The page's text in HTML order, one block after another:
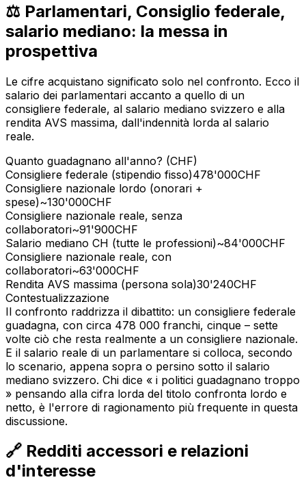
⚖️ Parlamentari, Consiglio federale,
salario mediano: la messa in
prospettiva
Le cifre acquistano significato solo nel confronto. Ecco il
salario dei parlamentari accanto a quello di un
consigliere federale, al salario mediano svizzero e alla
rendita AVS massima, dall'indennità lorda al salario
reale.
Quanto guadagnano all'anno? (CHF)
Consigliere federale (stipendio fisso)478'000CHF
Consigliere nazionale lordo (onorari +
spese)~130'000CHF
Consigliere nazionale reale, senza
collaboratori~91'900CHF
Salario mediano CH (tutte le professioni)~84'000CHF
Consigliere nazionale reale, con
collaboratori~63'000CHF
Rendita AVS massima (persona sola)30'240CHF
Contestualizzazione
Il confronto raddrizza il dibattito: un consigliere federale
guadagna, con circa 478 000 franchi, cinque – sette
volte ciò che resta realmente a un consigliere nazionale.
E il salario reale di un parlamentare si colloca, secondo
lo scenario, appena sopra o persino sotto il salario
mediano svizzero. Chi dice « i politici guadagnano troppo
» pensando alla cifra lorda del titolo confronta lordo e
netto, è l'errore di ragionamento più frequente in questa
discussione.
🔗 Redditi accessori e relazioni
d'interesse